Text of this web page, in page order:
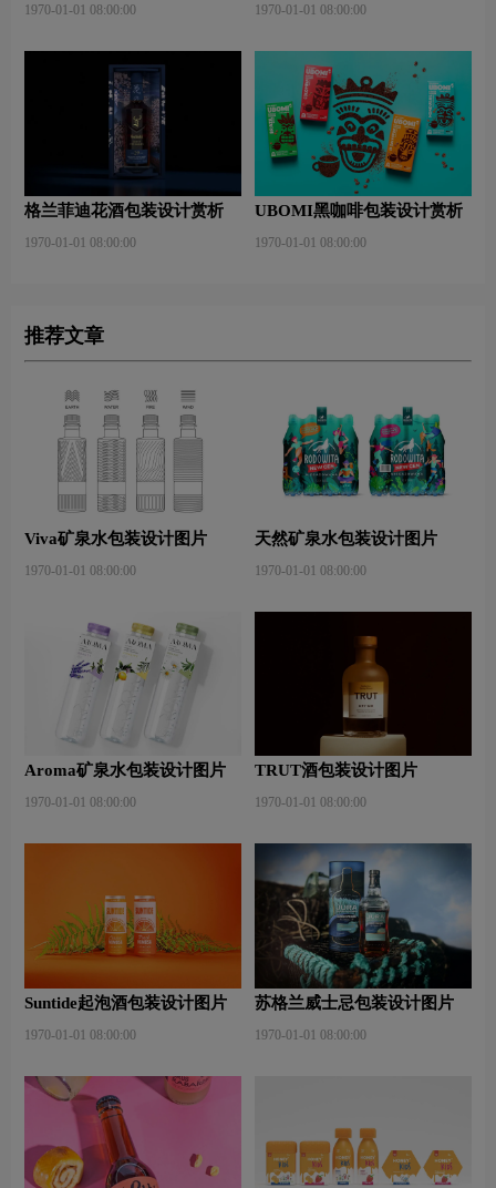
1970-01-01 08:00:00 1970-01-01 08:00:00
格兰菲迪花酒包装设计赏析
1970-01-01 08:00:00
UBOMI黑咖啡包装设计赏析
1970-01-01 08:00:00
推荐文章
Viva矿泉水包装设计图片
1970-01-01 08:00:00
天然矿泉水包装设计图片
1970-01-01 08:00:00
Aroma矿泉水包装设计图片
1970-01-01 08:00:00
TRUT酒包装设计图片
1970-01-01 08:00:00
Suntide起泡酒包装设计图片
1970-01-01 08:00:00
苏格兰威士忌包装设计图片
1970-01-01 08:00:00